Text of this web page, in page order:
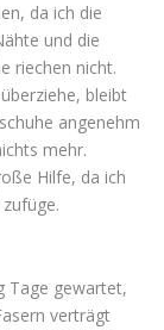
da ich die
und die
riechen nicht.
bleibt
angenehm
mehr.
Hilfe, da ich
Tage gewartet,
verträgt